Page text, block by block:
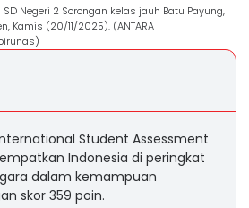
Negeri 2 Sorongan kelas jauh Batu Payung,
Kamis (20/11/2025). (ANTARA
Student Assessment
Indonesia di peringkat
dalam kemampuan
skor 359 poin.